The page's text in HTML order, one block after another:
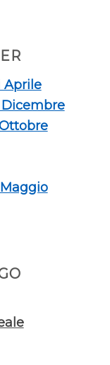
Aprile